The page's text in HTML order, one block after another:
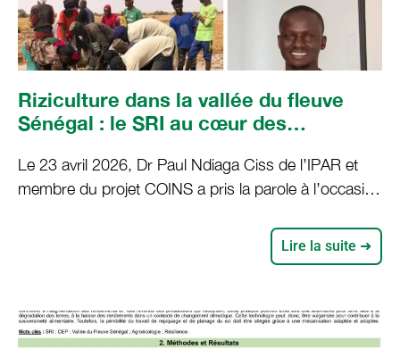
Riziculture dans la vallée du fleuve
Sénégal : le SRI au cœur des
producteurs
Le 23 avril 2026, Dr Paul Ndiaga Ciss de l’IPAR et
membre du projet COINS a pris la parole à l’occasion
(INTERFACES Colloquium Series – #26) sur le thème
: « Renforcer la résilience des riziculteurs de la Vallée
Lire la suite ➜